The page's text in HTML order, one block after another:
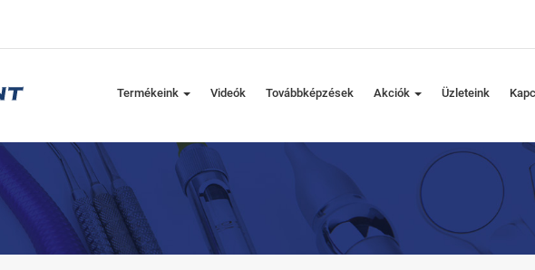
Termékeink Videók Továbbképzések Akciók Üzleteink